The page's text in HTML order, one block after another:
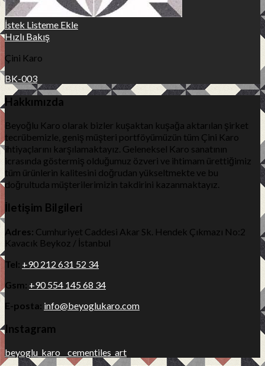
İstek Listeme Ekle
Hızlı Bakış
Çini Karo
BK-003
Hakkımızda
Beyoğlu Karo olarak bizler kuşaktan kuşağa aktarılan şirket
tecrübemizle, geniş müşteri portföyümüzün tüm Çini Karo
ihtiyaçlarını karşılamaktayız. Geleneksel Karo sanatının
icrasında göstermiş olduğumuz özveri ve ihtimam ürettiğimiz
tüm ürünlerin kalitesini doğrudan yükseltmekte ve bu
doğrultuda müşterilerimizin takdirini kazanmaktayız.
İletişim Bilgileri
Adres: Cumhuriyet Caddesi Akar Sk. Hendek Çıkmazı No:2
Kavacık Beykoz / İstanbul
Tel: +90 212 631 52 34
Gsm: +90 554 145 68 34
E-posta: info@beyoglukaro.com
Instagram
beyoglu_karo__cementiles_art